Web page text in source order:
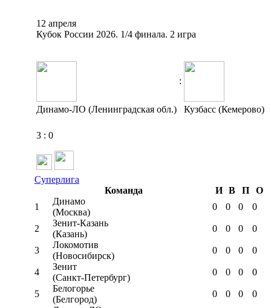
12 апреля
Кубок России 2026. 1/4 финала. 2 игра
:
Динамо-ЛО (Ленинградская обл.) Кузбасс (Кемерово)
3 : 0
Суперлига
Команда
И В П
О
1
Динамо
(Москва)
0 0 0 0
2
Зенит-Казань
(Казань)
0 0 0 0
3
Локомотив
(Новосибирск)
0 0 0 0
4
Зенит
(Санкт-Петербург)
0 0 0 0
5
Белогорье
(Белгород)
0 0 0 0